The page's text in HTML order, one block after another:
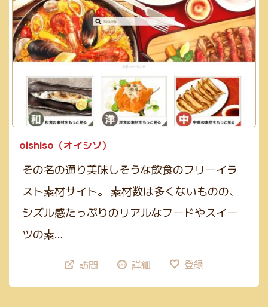
oishiso（オイシソ）
その名の通り美味しそうな飲食のフリーイラ
スト素材サイト。 素材数は多くないものの、
シズル感たっぷりのリアルなフードやスイー
ツの素…
訪問 詳細 登録